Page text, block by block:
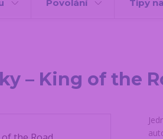
Povolání Tipy
– King of the